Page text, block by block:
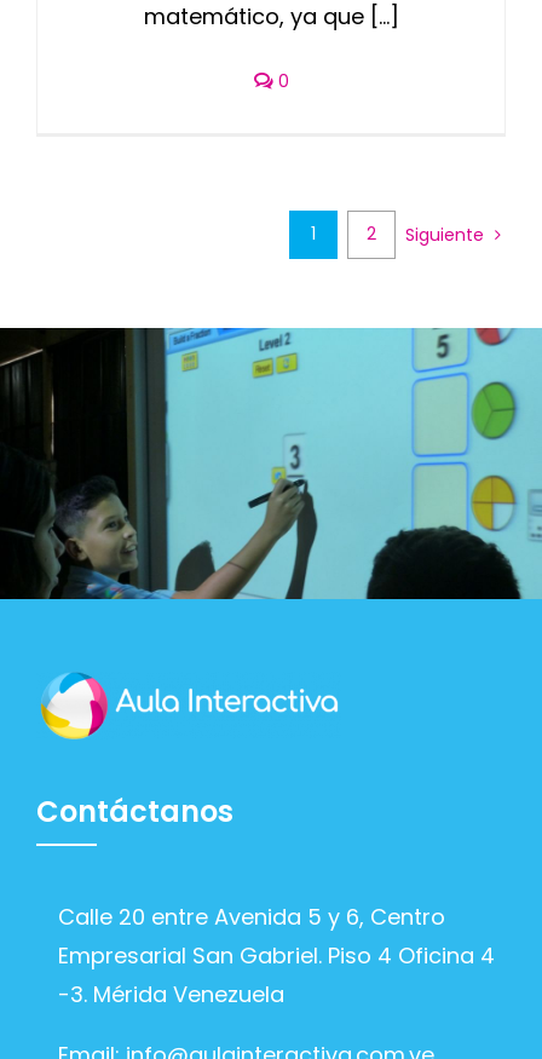
matemático, ya que [...]
0
1 2 Siguiente
Contáctanos
Calle 20 entre Avenida 5 y 6, Centro
Empresarial San Gabriel. Piso 4 Oficina 4
-3. Mérida Venezuela